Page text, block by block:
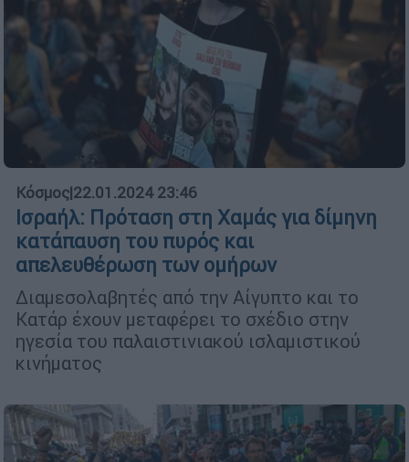
Κόσμος|22.01.2024 23:46
Ισραήλ: Πρόταση στη Χαμάς για δίμηνη
κατάπαυση του πυρός και
απελευθέρωση των ομήρων
Διαμεσολαβητές από την Αίγυπτο και το
Κατάρ έχουν μεταφέρει το σχέδιο στην
ηγεσία του παλαιστινιακού ισλαμιστικού
κινήματος